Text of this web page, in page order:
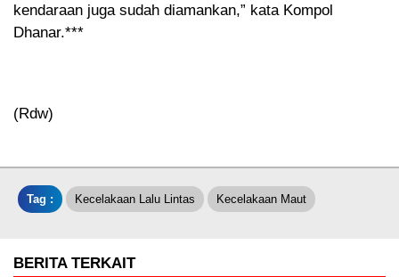
kendaraan juga sudah diamankan,” kata Kompol
Dhanar.***
(Rdw)
Tag : Kecelakaan Lalu Lintas Kecelakaan Maut
BERITA TERKAIT